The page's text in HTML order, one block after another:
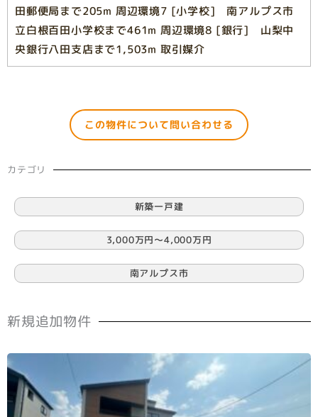
田郵便局まで205m 周辺環境7 [小学校] 南アルプス市
立白根百田小学校まで461m 周辺環境8 [銀行] 山梨中
央銀行八田支店まで1,503m 取引媒介
この物件について問い合わせる
カテゴリ
新築一戸建
3,000万円〜4,000万円
南アルプス市
新規追加物件